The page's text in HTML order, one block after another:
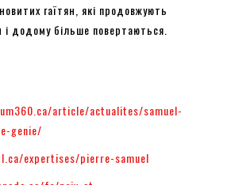
гаїтян, які продовжують
додому більше повертаються.
article/actualites/samuel-
genie/
expertises/pierre-samuel